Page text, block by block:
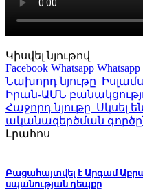
Կիսվել նյութով
Facebook Whatsapp Whatsapp
Նախորդ նյութը
Իրան-ԱՄՆ
Հաջորդ նյութը Սկսել
ականազերծման
Լրահոս
Բացահայտվել է Արգամ
սպանության դեպքը